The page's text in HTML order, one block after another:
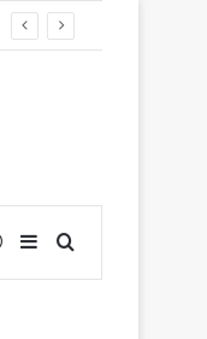
Log InSidebar